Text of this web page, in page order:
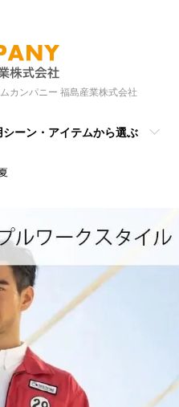
カンパニー 福島産業株式会社
シーン・アイテムから選ぶ